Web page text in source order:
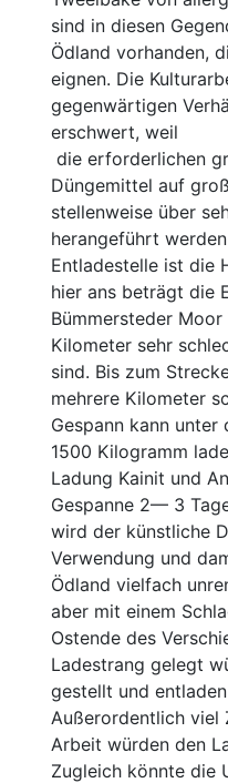
sind in diesen
Ödland vorhanden,
eignen. Die
gegenwärtigen
erschwert, weil
die erforderlichen
Düngemittel auf
stellenweise über
herangeführt
Entladestelle ist die
hier ans beträgt die
Bümmersteder
Kilometer sehr
sind. Bis zum
mehrere Kilometer
Gespann kann unter
1500 Kilogramm la
Ladung Kainit und An
Gespanne 2— 3
wird der künstliche
Verwendung und
Ödland vielfach
aber mit einem
Ostende des Vers
Ladestrang gelegt
gestellt und
Außerordentlich viel
Arbeit würden den
Zugleich könnte die